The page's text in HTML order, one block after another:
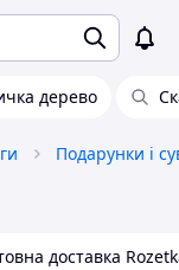
дерево
Подарунки і
доставка